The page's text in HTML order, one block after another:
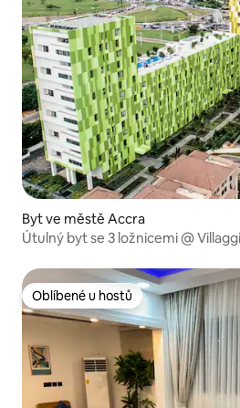
Byt ve městě Accra
Útulný byt se 3 ložnicemi @
Oblíbené u hostů
Oblíbené u hostů